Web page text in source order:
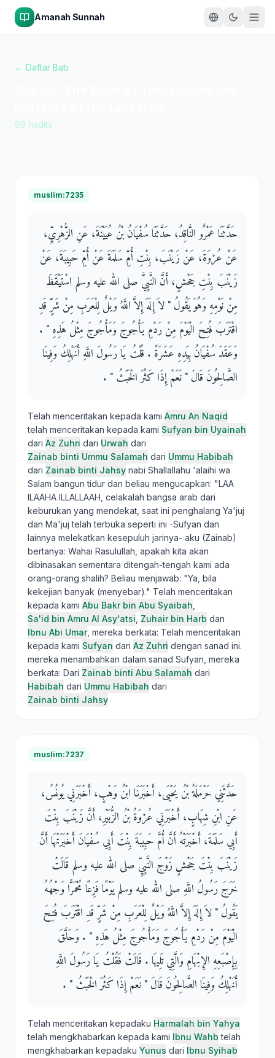
Amanah Sunnah
← Daftar Bab
99 hadits
muslim:7235
حَدَّثَنَا عَمْرٌو النَّاقِدُ، حَدَّثَنَا سُفْيَانُ بْنُ عُيَيْنَةَ، عَنِ الزُّهْرِيِّ،
عَنْ عُرْوَةَ، عَنْ زَيْنَبَ، بِنْتِ أُمِّ سَلَمَةَ عَنْ أُمِّ حَبِيبَةَ، عَنْ
زَيْنَبَ بِنْتِ جَحْشٍ، أَنَّ النَّبِيَّ صلى الله عليه وسلم اسْتَيْقَظَ
مِنْ نَوْمِهِ وَهُوَ يَقُولُ ‏"‏ لاَ إِلَهَ إِلاَّ اللَّهُ وَيْلٌ لِلْعَرَبِ مِنْ شَرٍّ قَدِ
اقْتَرَبَ فُتِحَ الْيَوْمَ مِنْ رَدْمِ يَأْجُوجَ وَمَأْجُوجَ مِثْلُ هَذِهِ ‏"‏ ‏.‏
وَعَقَدَ سُفْيَانُ بِيَدِهِ عَشَرَةً ‏.‏ قُلْتُ يَا رَسُولَ اللَّهِ أَنَهْلِكُ وَفِينَا
الصَّالِحُونَ قَالَ ‏"‏ نَعَمْ إِذَا كَثُرَ الْخَبَثُ ‏"‏ ‏.‏
Telah menceritakan kepada kami Amru An Naqid
telah menceritakan kepada kami Sufyan bin Uyainah
dari Az Zuhri dari Urwah dari
Zainab binti Ummu Salamah dari Ummu Habibah
dari Zainab binti Jahsy nabi Shallallahu 'alaihi wa
Salam bangun tidur dan beliau mengucapkan: "LAA
ILAAHA ILLALLAAH, celakalah bangsa arab dari
keburukan yang mendekat, saat ini penghalang Ya'juj
dan Ma'juj telah terbuka seperti ini -Sufyan dan
lainnya melekatkan kesepuluh jarinya- aku (Zainab)
bertanya: Wahai Rasulullah, apakah kita akan
dibinasakan sementara ditengah-tengah kami ada
orang-orang shalih? Beliau menjawab: "Ya, bila
kekejian banyak (menyebar)." Telah menceritakan
kepada kami Abu Bakr bin Abu Syaibah
Sa'id bin Amru Al Asy'atsi Zuhair bin Harb dan
Ibnu Abi Umar, mereka berkata: Telah menceritakan
kepada kami Sufyan dari Az Zuhri dengan sanad ini.
mereka menambahkan dalam sanad Sufyan, mereka
berkata: Dari Zainab binti Abu Salamah dari
Habibah dari Ummu Habibah dari
Zainab binti Jahsy
muslim:7237
حَدَّثَنِي حَرْمَلَةُ بْنُ يَحْيَى، أَخْبَرَنَا ابْنُ وَهْبٍ، أَخْبَرَنِي يُونُسُ،
عَنِ ابْنِ شِهَابٍ، أَخْبَرَنِي عُرْوَةُ بْنُ الزُّبَيْرِ، أَنَّ زَيْنَبَ بِنْتَ
أَبِي سَلَمَةَ، أَخْبَرَتْهُ أَنَّ أُمَّ حَبِيبَةَ بِنْتَ أَبِي سُفْيَانَ أَخْبَرَتْهَا أَنَّ
زَيْنَبَ بِنْتَ جَحْشٍ زَوْجَ النَّبِيِّ صلى الله عليه وسلم قَالَتْ
خَرَجَ رَسُولُ اللَّهِ صلى الله عليه وسلم يَوْمًا فَزِعًا مُحْمَرًّا وَجْهُهُ
يَقُولُ ‏"‏ لاَ إِلَهَ إِلاَّ اللَّهُ وَيْلٌ لِلْعَرَبِ مِنْ شَرٍّ قَدِ اقْتَرَبَ فُتِحَ
الْيَوْمَ مِنْ رَدْمِ يَأْجُوجَ وَمَأْجُوجَ مِثْلُ هَذِهِ ‏"‏ ‏.‏ وَحَلَّقَ
بِإِصْبَعِهِ الإِبْهَامِ وَالَّتِي تَلِيهَا ‏.‏ قَالَتْ فَقُلْتُ يَا رَسُولَ اللَّهِ
أَنَهْلِكُ وَفِينَا الصَّالِحُونَ قَالَ ‏"‏ نَعَمْ إِذَا كَثُرَ الْخَبَثُ ‏"‏ ‏.‏
Telah menceritakan kepadaku Harmalah bin Yahya
telah mengkhabarkan kepada kami Ibnu Wahb telah
mengkhabarkan kepadaku Yunus dari Ibnu Syihab